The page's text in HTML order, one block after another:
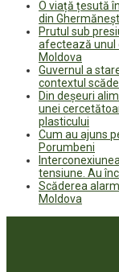
O viață țesută
din
Prutul sub
afectează unul
Moldova
Guvernul a
contextul
Din deșeuri
unei
plasticului
Cum au ajuns
Porumbeni
tensiune. Au
Scăderea
Moldova